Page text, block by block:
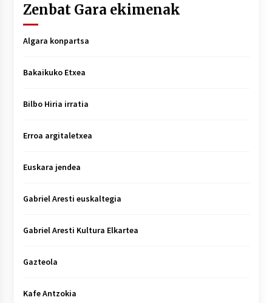
Zenbat Gara ekimenak
Algara konpartsa
Bakaikuko Etxea
Bilbo Hiria irratia
Erroa argitaletxea
Euskara jendea
Gabriel Aresti euskaltegia
Gabriel Aresti Kultura Elkartea
Gazteola
Kafe Antzokia